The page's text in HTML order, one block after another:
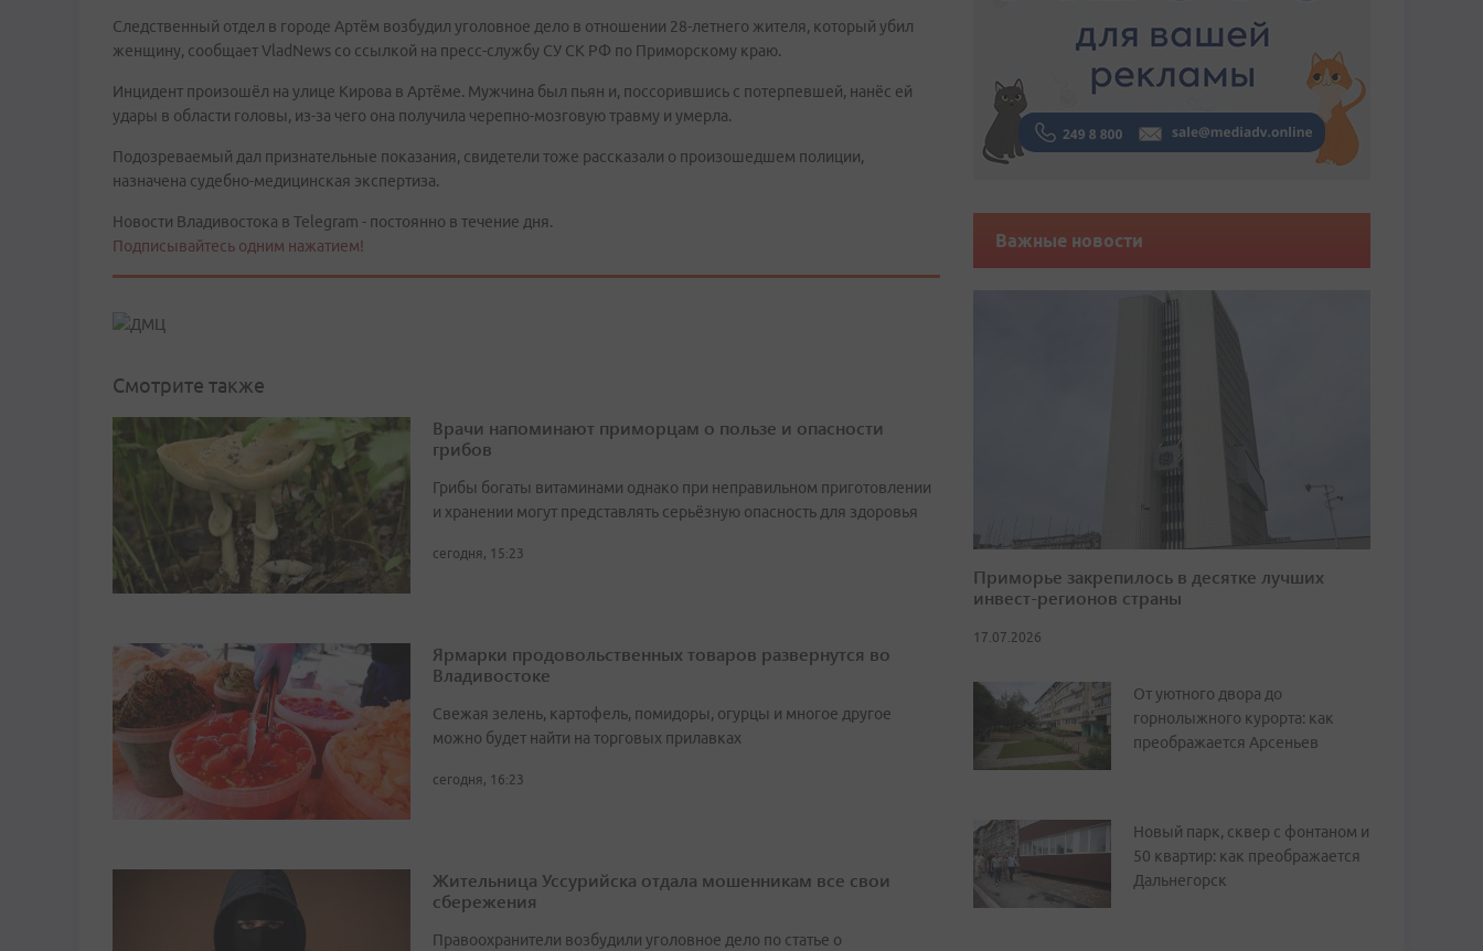
Следственный отдел в городе Артём возбудил уголовное дело в отношении 28-летнего жителя, который убил
женщину, сообщает VladNews со ссылкой на пресс-службу СУ СК РФ по Приморскому краю.
Инцидент произошёл на улице Кирова в Артёме. Мужчина был пьян и, поссорившись с потерпевшей, нанёс ей
удары в области головы, из-за чего она получила черепно-мозговую травму и умерла.
Подозреваемый дал признательные показания, свидетели тоже рассказали о произошедшем полиции,
назначена судебно-медицинская экспертиза.
Новости Владивостока в Telegram - постоянно в течение дня.
Подписывайтесь одним нажатием!
Смотрите также
Врачи напоминают приморцам о пользе и опасности
грибов
Грибы богаты витаминами однако при неправильном приготовлении
и хранении могут представлять серьёзную опасность для здоровья
сегодня, 15:23
Ярмарки продовольственных товаров развернутся во
Владивостоке
Свежая зелень, картофель, помидоры, огурцы и многое другое
можно будет найти на торговых прилавках
сегодня, 16:23
Жительница Уссурийска отдала мошенникам все свои
сбережения
Правоохранители возбудили уголовное дело по статье о
Важные новости
Приморье закрепилось в десятке лучших
инвест-регионов страны
17.07.2026
От уютного двора до
горнолыжного курорта: как
преображается Арсеньев
Новый парк, сквер с фонтаном и
50 квартир: как преображается
Дальнегорск